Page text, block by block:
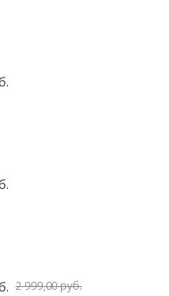
2 999,00 руб.